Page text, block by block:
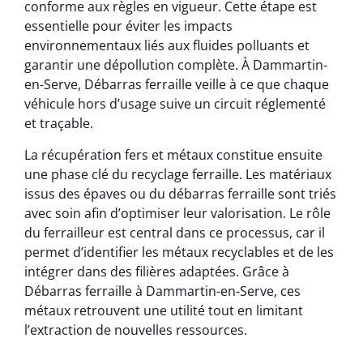
conforme aux règles en vigueur. Cette étape est
essentielle pour éviter les impacts
environnementaux liés aux fluides polluants et
garantir une dépollution complète. À Dammartin-
en-Serve, Débarras ferraille veille à ce que chaque
véhicule hors d’usage suive un circuit réglementé
et traçable.
La récupération fers et métaux constitue ensuite
une phase clé du recyclage ferraille. Les matériaux
issus des épaves ou du débarras ferraille sont triés
avec soin afin d’optimiser leur valorisation. Le rôle
du ferrailleur est central dans ce processus, car il
permet d’identifier les métaux recyclables et de les
intégrer dans des filières adaptées. Grâce à
Débarras ferraille à Dammartin-en-Serve, ces
métaux retrouvent une utilité tout en limitant
l’extraction de nouvelles ressources.